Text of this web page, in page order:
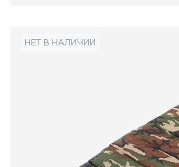
НЕТ В НАЛИЧИИ